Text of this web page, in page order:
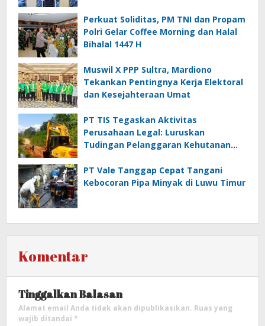
Perkuat Soliditas, PM TNI dan Propam
Polri Gelar Coffee Morning dan Halal
Bihalal 1447 H
Muswil X PPP Sultra, Mardiono
Tekankan Pentingnya Kerja Elektoral
dan Kesejahteraan Umat
PT TIS Tegaskan Aktivitas
Perusahaan Legal: Luruskan
Tudingan Pelanggaran Kehutanan
PT Vale Tanggap Cepat Tangani
Kebocoran Pipa Minyak di Luwu Timur
Komentar
Tinggalkan Balasan
Alamat email Anda tidak akan dipublikasikan. Ruas yang
wajib ditandai *